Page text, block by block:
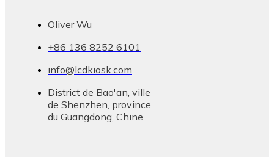
Oliver Wu
+86 136 8252 6101
info@lcdkiosk.com
District de Bao'an, ville
de Shenzhen, province
du Guangdong, Chine